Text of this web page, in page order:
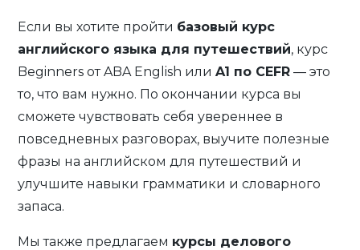
Если вы хотите пройти базовый курс
английского языка для путешествий, курс
Beginners от ABA English или A1 по CEFR — это
то, что вам нужно. По окончании курса вы
сможете чувствовать себя увереннее в
повседневных разговорах, выучите полезные
фразы на английском для путешествий и
улучшите навыки грамматики и словарного
запаса.
Мы также предлагаем курсы делового